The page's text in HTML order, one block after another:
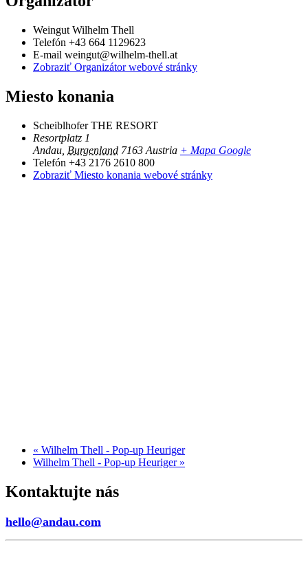
Weingut Wilhelm Thell
Telefón +43 664 1129623
E-mail weingut@wilhelm-thell.at
Zobraziť Organizátor webové stránky
Miesto konania
Scheiblhofer THE RESORT
Resortplatz 1
Andau Burgenland 7163 Austria + Mapa Google
Telefón +43 2176 2610 800
Zobraziť Miesto konania webové stránky
« Wilhelm Thell - Pop-up Heuriger
Wilhelm Thell - Pop-up Heuriger »
Kontaktujte nás
hello@andau.com